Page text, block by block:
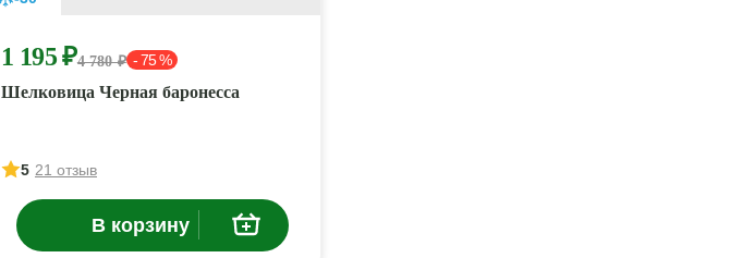
1 195 ₽4 780 ₽ - 75 %
Шелковица Черная баронесса
5 21 отзыв
В корзину